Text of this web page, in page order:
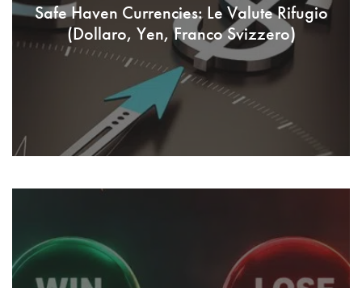
Safe Haven Currencies: Le Valute Rifugio
(Dollaro, Yen, Franco Svizzero)